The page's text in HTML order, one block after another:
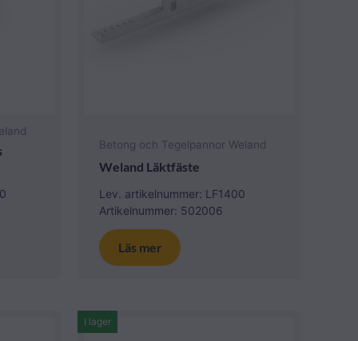
Betong och Tegelpannor Weland
Weland Läktfäste
Lev. artikelnummer: LF1400
Artikelnummer: 502006
Läs mer
I lager